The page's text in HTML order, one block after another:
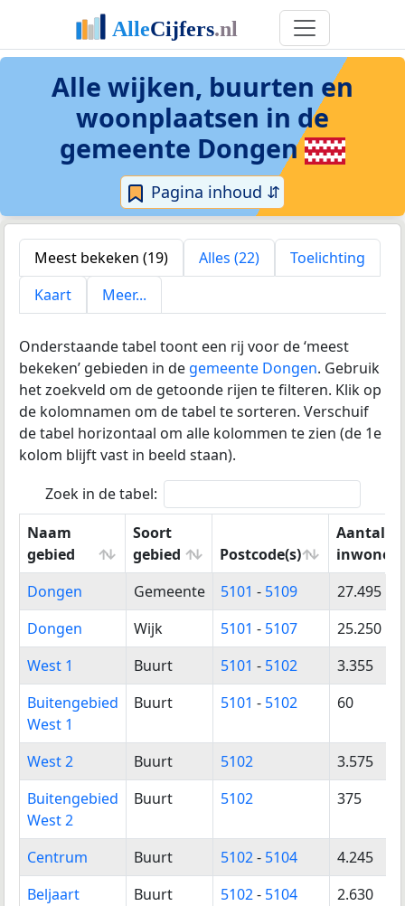
Alle wijken, buurten en
woonplaatsen in de
gemeente Dongen
Pagina inhoud ⇵
Meest bekeken (19) Alles (22)
Toelichting
Kaart
Meer...
Onderstaande tabel toont een rij voor de ‘meest
bekeken’ gebieden in de gemeente Dongen. Gebruik
het zoekveld om de getoonde rijen te filteren. Klik op
de kolomnamen om de tabel te sorteren. Verschuif
de tabel horizontaal om alle kolommen te zien (de 1e
kolom blijft vast in beeld staan).
Zoek in de tabel:
Naam
gebied
Soort
gebied
Postcode(s)
Aantal
inwoners
Naam
gebied
Soort
gebied
Postcode(s)
Aantal
inwoners
Dongen Gemeente 5101 - 5109
27.495
Dongen
Wijk 5101 - 5107
25.250
West 1
Buurt 5101 - 5102
3.355
Buitengebied
West 1
Buurt 5101 - 5102 60
West 2 Buurt 5102
3.575
Buitengebied
West 2
Buurt 5102 375
Centrum Buurt 5102- 5104
4.245
Beljaart
Buurt 5102- 5104 2.630